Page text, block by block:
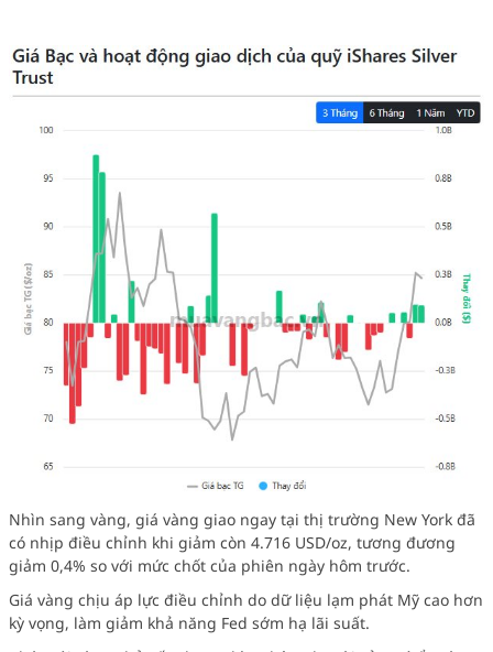
Nhìn sang vàng, giá vàng giao ngay tại thị trường New York đã
có nhịp điều chỉnh khi giảm còn 4.716 USD/oz, tương đương
giảm 0,4% so với mức chốt của phiên ngày hôm trước.
Giá vàng chịu áp lực điều chỉnh do dữ liệu lạm phát Mỹ cao hơn
kỳ vọng, làm giảm khả năng Fed sớm hạ lãi suất.